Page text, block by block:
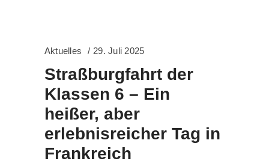
Aktuelles 29. Juli 2025
Straßburgfahrt der
Klassen 6 – Ein
heißer, aber
erlebnisreicher Tag in
Frankreich